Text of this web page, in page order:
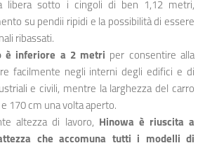
libera sotto i cingoli di ben 1,12 metri,
su pendii ripidi e la possibilità di essere
ribassati.
è inferiore a 2 metri per consentire alla
facilmente negli interni degli edifici e di
e civili, mentre la larghezza del carro
170 cm una volta aperto.
altezza di lavoro, Hinowa è riuscita a
che accomuna tutti i modelli di